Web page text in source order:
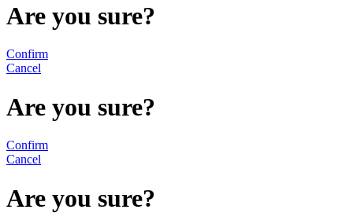
Are you sure?
Confirm
Cancel
Are you sure?
Confirm
Cancel
Are you sure?